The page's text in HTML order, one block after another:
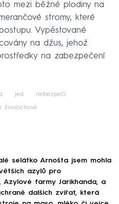
mezi běžné plodiny na
stromy, které
Vypěstované
na džus, jehož
na zabezpečení
jed nebezpečí
živočichové
selátko Arnošta jsem mohla
azylů pro
Azylové farmy Jarikhanda, a
dalších zvířat, která